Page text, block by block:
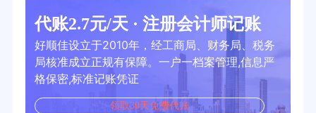
代账2.7元/天 · 注册会计师记账
好顺佳设立于2010年，经工商局、财务局、税务
局核准成立正规有保障。一户一档案管理,信息严
格保密,标准记账凭证
领取30天免费代账